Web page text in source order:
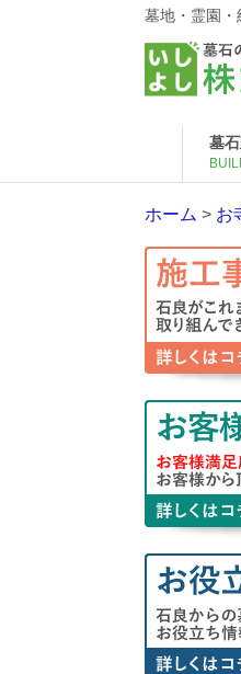
墓地・霊園
墓
ホーム > お